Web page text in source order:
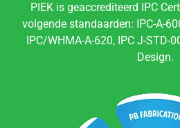
PIEK is geaccrediteerd IPC
volgende standaarden: IPC-A-
IPC/WHMA-A-620, IPC J-STD-
Design.